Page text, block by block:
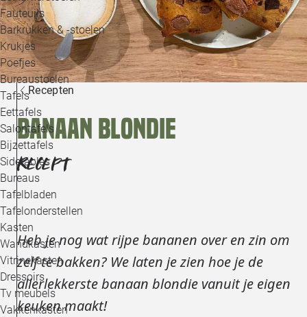
Fauteuils
Barkrukken & -stoelen
Krukjes
Poefjes
Bureaustoelen
Tafels
Eettafels
Salontafels
Bijzettafels
Sidetables
Bureaus
Tafelbladen
Tafelonderstellen
Kasten
Wandkasten
Vitrinekasten
Dressoirs
Tv meubels
Vakkenkasten
Recepten
Banaan blondie
RECEPT
Heb je nog wat rijpe bananen over en zin om
zelf te bakken? We laten je zien hoe je de
allerlekkerste banaan blondie vanuit je eigen
keuken maakt!